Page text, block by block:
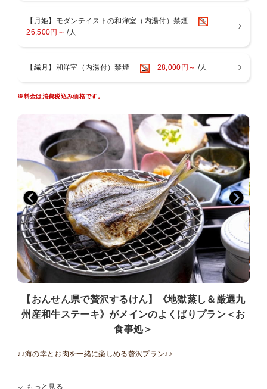
■■■■■■■■■■■■■■■■■■■■■■■■■■■■■■
でも入浴ＯＫ
・５つの貸切家族風呂をご利用いただけます！ご滞在中いつでもご
緑の湯：陶器風呂（半露天風呂）
杏の湯：御影石のジャグジー風呂（内風呂）
菫の湯：寝湯（内風呂）
紅の湯：広々露天風呂
～夢月のイチ押しポイント～
湯上がりには、生ビール・ジュース・コーヒーを無料でお楽しみいた
だけます。
【月姫】モダンテイストの和洋室（内湯付）禁煙
26,500円～ /人
【繊月】和洋室（内湯付）禁煙 28,000円～ /人
※料金は消費税込み価格です。
【おんせん県で贅沢するけん】《地獄蒸し＆厳選九
州産和牛ステーキ》がメインのよくばりプラン＜お
食事処＞
♪♪海の幸とお肉を一緒に楽しめる贅沢プラン♪♪
もっと見る